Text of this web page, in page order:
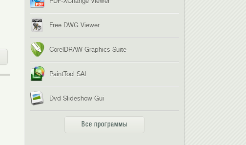
Free DWG Viewer
CorelDRAW Graphics Suite
PaintTool SAI
Dvd Slideshow Gui
Все программы